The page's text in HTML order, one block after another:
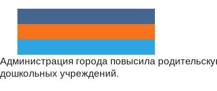
Администрация города повысила
дошкольных учреждений.